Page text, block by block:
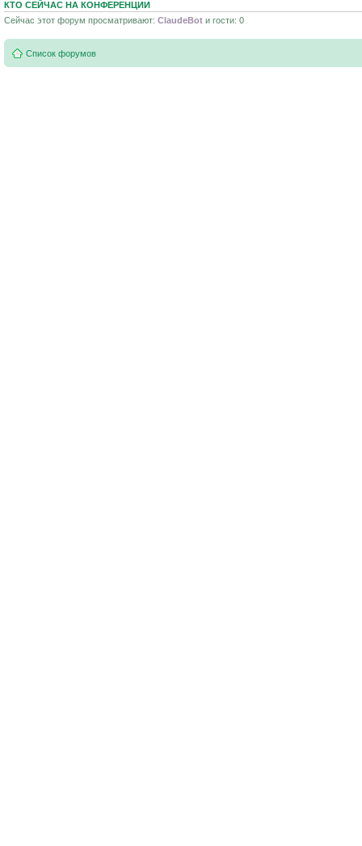
КТО СЕЙЧАС НА КОНФЕРЕНЦИИ
Сейчас этот форум просматривают: ClaudeBot и гости: 0
Список форумов